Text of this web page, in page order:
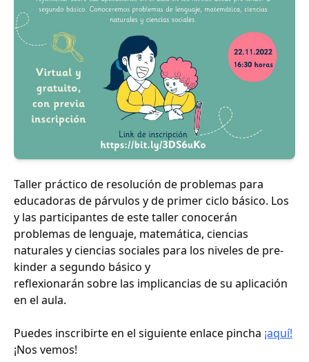
Taller práctico de resolución de problemas para
educadoras de párvulos y de primer ciclo básico. Los
y las participantes de este taller conocerán
problemas de lenguaje, matemática, ciencias
naturales y ciencias sociales para los niveles de pre-
kinder a segundo básico y
reflexionarán sobre las implicancias de su aplicación
en el aula.
Puedes inscribirte en el siguiente enlace pincha ¡aquí!
¡Nos vemos!